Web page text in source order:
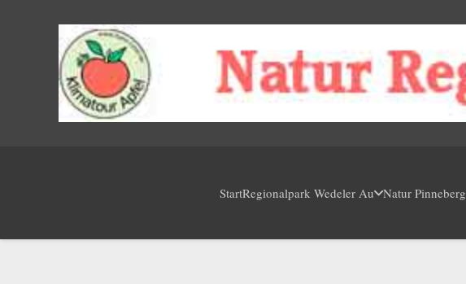
StartRegionalpark Wedeler Au Natur Pinneberg